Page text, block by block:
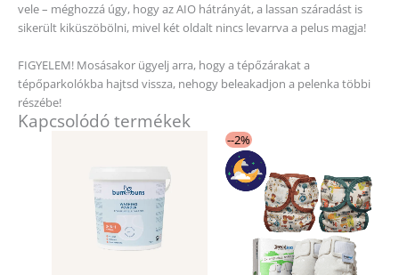
vele – méghozzá úgy, hogy az AIO hátrányát, a lassan száradást is
sikerült kiküszöbölni, mivel két oldalt nincs levarrva a pelus magja!
FIGYELEM! Mosásakor ügyelj arra, hogy a tépőzárakat a
tépőparkolókba hajtsd vissza, nehogy beleakadjon a pelenka többi
részébe!
Kapcsolódó termékek
--2%
28
950 Ft.
27
503 Ft.